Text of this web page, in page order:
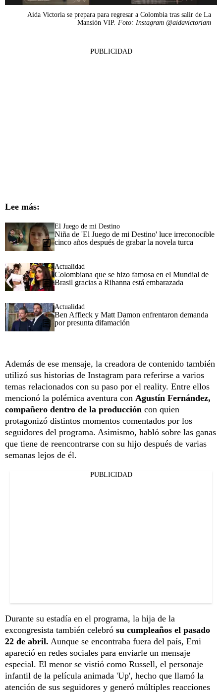
Aida Victoria se prepara para regresar a Colombia tras salir de La
Mansión VIP. Foto: Instagram @aidavictoriam
PUBLICIDAD
Lee más:
El Juego de mi Destino
Niña de 'El Juego de mi Destino' luce irreconocible
cinco años después de grabar la novela turca
Actualidad
Colombiana que se hizo famosa en el Mundial de
Brasil gracias a Rihanna está embarazada
Actualidad
Ben Affleck y Matt Damon enfrentaron demanda
por presunta difamación
Además de ese mensaje, la creadora de contenido también
utilizó sus historias de Instagram para referirse a varios
temas relacionados con su paso por el reality. Entre ellos
mencionó la polémica aventura con Agustín Fernández,
compañero dentro de la producción con quien
protagonizó distintos momentos comentados por los
seguidores del programa. Asimismo, habló sobre las ganas
que tiene de reencontrarse con su hijo después de varias
semanas lejos de él.
PUBLICIDAD
Durante su estadía en el programa, la hija de la
excongresista también celebró su cumpleaños el pasado
22 de abril. Aunque se encontraba fuera del país, Emi
apareció en redes sociales para enviarle un mensaje
especial. El menor se vistió como Russell, el personaje
infantil de la película animada 'Up', hecho que llamó la
atención de sus seguidores y generó múltiples reacciones